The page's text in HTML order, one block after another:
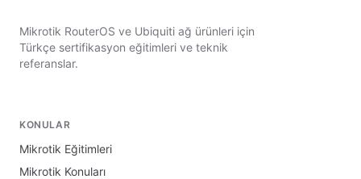
Mikrotik RouterOS ve Ubiquiti ağ ürünleri için
Türkçe sertifikasyon eğitimleri ve teknik
referanslar.
KONULAR
Mikrotik Eğitimleri
Mikrotik Konuları